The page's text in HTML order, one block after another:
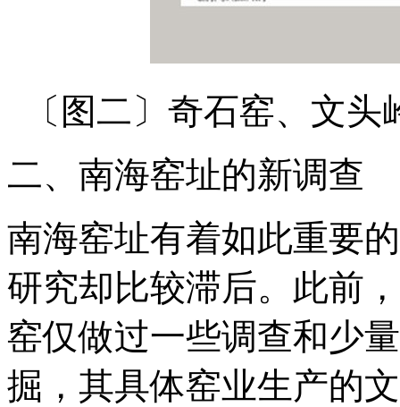
〔图二〕奇石窑、文
二、南海窑址的新调查
南海窑址有着如此重要
研究却比较滞后。此前
窑仅做过一些调查和少
掘，其具体窑业生产的